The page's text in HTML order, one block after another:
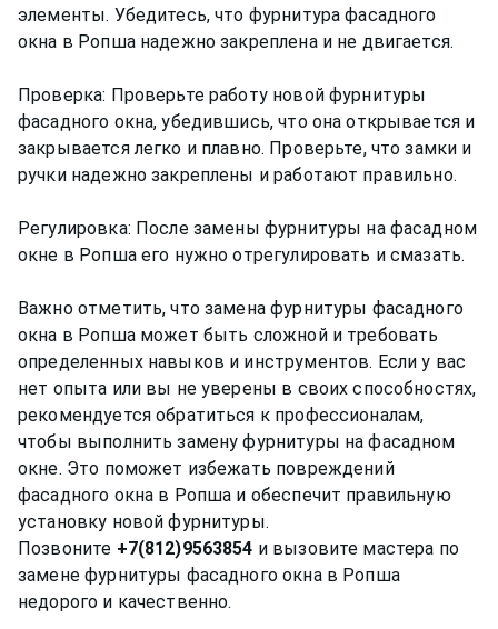
элементы. Убедитесь, что фурнитура фасадного
окна в Ропша надежно закреплена и не двигается.
Проверка: Проверьте работу новой фурнитуры
фасадного окна, убедившись, что она открывается и
закрывается легко и плавно. Проверьте, что замки и
ручки надежно закреплены и работают правильно.
Регулировка: После замены фурнитуры на фасадном
окне в Ропша его нужно отрегулировать и смазать.
Важно отметить, что замена фурнитуры фасадного
окна в Ропша может быть сложной и требовать
определенных навыков и инструментов. Если у вас
нет опыта или вы не уверены в своих способностях,
рекомендуется обратиться к профессионалам,
чтобы выполнить замену фурнитуры на фасадном
окне. Это поможет избежать повреждений
фасадного окна в Ропша и обеспечит правильную
установку новой фурнитуры.
Позвоните +7(812)9563854 и вызовите мастера по
замене фурнитуры фасадного окна в Ропша